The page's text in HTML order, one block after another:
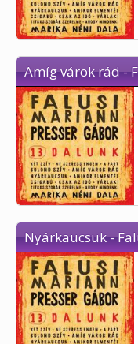
Amíg várok rád -
Nyárkaucsuk -